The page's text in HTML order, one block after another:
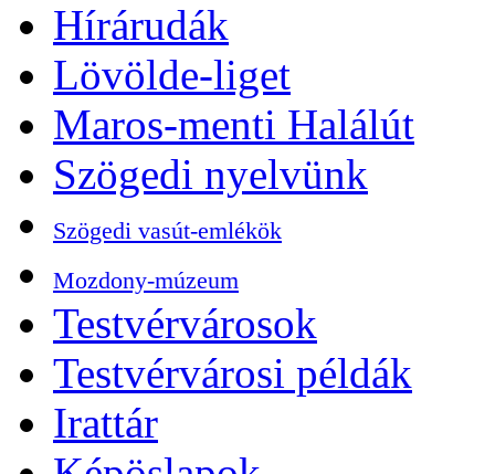
Hírárudák
Lövölde-liget
Maros-menti Halálút
Szögedi nyelvünk
Szögedi vasút-emlékök
Mozdony-múzeum
Testvérvárosok
Testvérvárosi példák
Irattár